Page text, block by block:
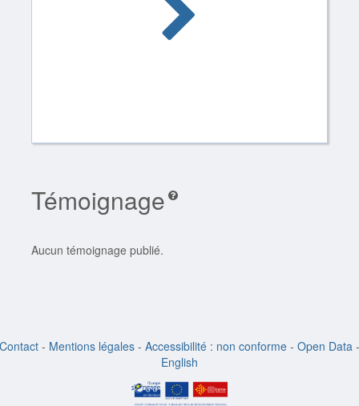
Témoignage
Aucun témoignage publié.
Contact - Mentions légales - Accessibilité : non conforme - Open Data -
English